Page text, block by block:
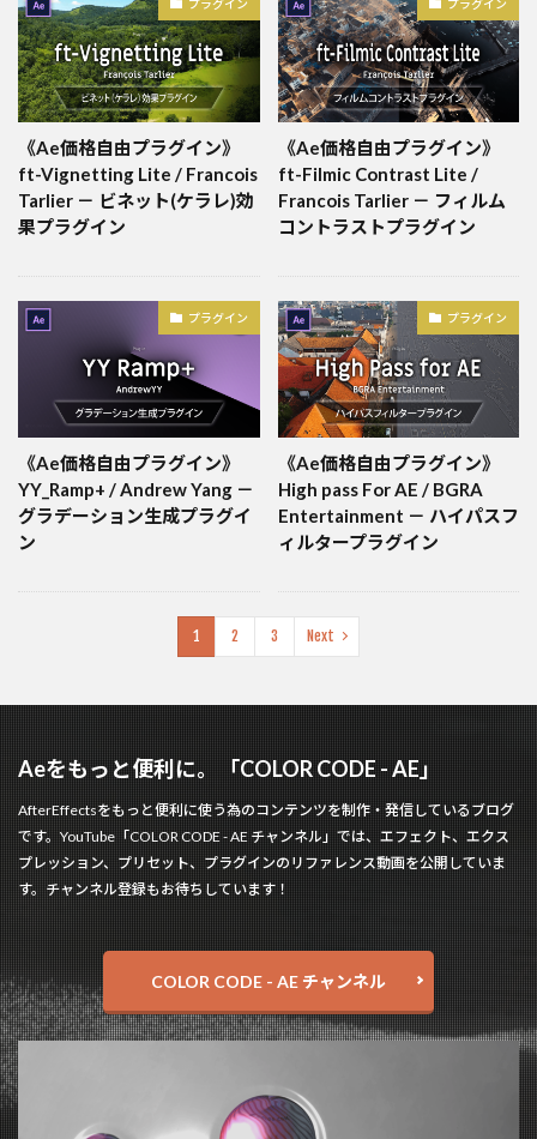
プラグイン
《Ae価格自由プラグイン》
ft-Vignetting Lite / Francois
Tarlier － ビネット(ケラレ)効
果プラグイン
プラグイン
《Ae価格自由プラグイン》
ft-Filmic Contrast Lite /
Francois Tarlier － フィルム
コントラストプラグイン
プラグイン
《Ae価格自由プラグイン》
YY_Ramp+ / Andrew Yang －
グラデーション生成プラグイ
ン
プラグイン
《Ae価格自由プラグイン》
High pass For AE / BGRA
Entertainment － ハイパスフ
ィルタープラグイン
1 2 3 Next
Aeをもっと便利に。「COLOR CODE - AE」
AfterEffectsをもっと便利に使う為のコンテンツを制作・発信しているブログ
です。YouTube「COLOR CODE - AE チャンネル」では、エフェクト、エクス
プレッション、プリセット、プラグインのリファレンス動画を公開していま
す。チャンネル登録もお待ちしています！
COLOR CODE - AE チャンネル